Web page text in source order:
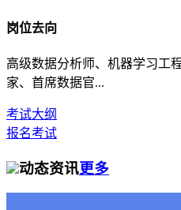
岗位去向
高级数据分析师、机器学习工
家、首席数据官...
考试大纲
报名考试
动态资讯更多